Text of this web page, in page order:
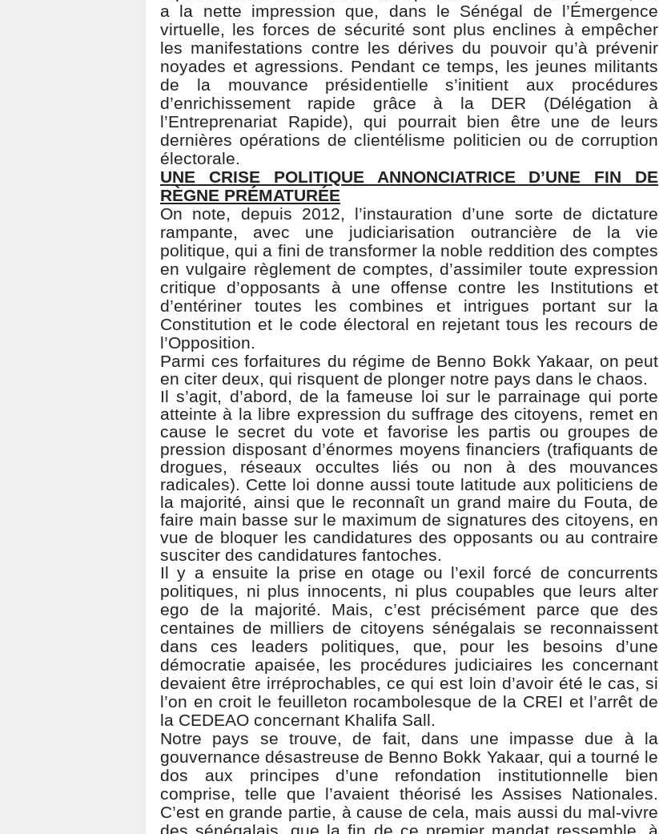
a la nette impression que, dans le Sénégal de l’Émergence
virtuelle, les forces de sécurité sont plus enclines à empêcher
les manifestations contre les dérives du pouvoir qu’à prévenir
noyades et agressions. Pendant ce temps, les jeunes militants
de la mouvance présidentielle s’initient aux procédures
d’enrichissement rapide grâce à la DER (Délégation à
l’Entreprenariat Rapide), qui pourrait bien être une de leurs
dernières opérations de clientélisme politicien ou de corruption
électorale.
UNE CRISE POLITIQUE ANNONCIATRICE D’UNE FIN DE
RÈGNE PRÉMATURÉE
On note, depuis 2012, l’instauration d’une sorte de dictature
rampante, avec une judiciarisation outrancière de la vie
politique, qui a fini de transformer la noble reddition des comptes
en vulgaire règlement de comptes, d’assimiler toute expression
critique d’opposants à une offense contre les Institutions et
d’entériner toutes les combines et intrigues portant sur la
Constitution et le code électoral en rejetant tous les recours de
l’Opposition.
Parmi ces forfaitures du régime de Benno Bokk Yakaar, on peut
en citer deux, qui risquent de plonger notre pays dans le chaos.
Il s’agit, d’abord, de la fameuse loi sur le parrainage qui porte
atteinte à la libre expression du suffrage des citoyens, remet en
cause le secret du vote et favorise les partis ou groupes de
pression disposant d’énormes moyens financiers (trafiquants de
drogues, réseaux occultes liés ou non à des mouvances
radicales). Cette loi donne aussi toute latitude aux politiciens de
la majorité, ainsi que le reconnaît un grand maire du Fouta, de
faire main basse sur le maximum de signatures des citoyens, en
vue de bloquer les candidatures des opposants ou au contraire
susciter des candidatures fantoches.
Il y a ensuite la prise en otage ou l’exil forcé de concurrents
politiques, ni plus innocents, ni plus coupables que leurs alter
ego de la majorité. Mais, c’est précisément parce que des
centaines de milliers de citoyens sénégalais se reconnaissent
dans ces leaders politiques, que, pour les besoins d’une
démocratie apaisée, les procédures judiciaires les concernant
devaient être irréprochables, ce qui est loin d’avoir été le cas, si
l’on en croit le feuilleton rocambolesque de la CREI et l’arrêt de
la CEDEAO concernant Khalifa Sall.
Notre pays se trouve, de fait, dans une impasse due à la
gouvernance désastreuse de Benno Bokk Yakaar, qui a tourné le
dos aux principes d’une refondation institutionnelle bien
comprise, telle que l’avaient théorisé les Assises Nationales.
C’est en grande partie, à cause de cela, mais aussi du mal-vivre